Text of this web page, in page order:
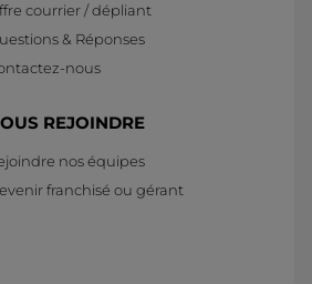
courrier / dépliant
& Réponses
nous
REJOINDRE
nos équipes
franchisé ou gérant